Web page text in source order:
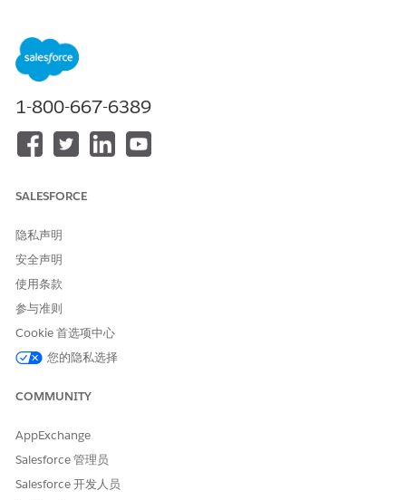
义模式，从而在没有第三方工具的情况下实现主动数据保护。
描述
扫描标准和自定义对象中基于文本的字段，了解在指定时间范围内
（最多 365 天）输入或更改的预定义或自定义（基于正则表达式）
敏感数据类型，并提供更新分类、加密、屏蔽、访问控制和策略的
通过创建指定日期范围、对象/字段、敏感数据类别和排除的策略，
激活扫描组织的策略；运行扫描并查看结果，以对字段进行分类，
并应用加密或事务安全性等保护措施。
安全影响
数据检测有助于识别贵组织中的敏感数据，以便您可以采取措施保
护它。
业务影响
通过与 Shield 工具集成实现全面保护，在大型组织中自动发现敏感
安全风险（如果未配置）
1-800-667-6389
SALESFORCE
隐私声明
安全声明
使用条款
参与准则
Cookie 首选项中心
您的隐私选择
COMMUNITY
AppExchange
Salesforce 管理员
Salesforce 开发人员